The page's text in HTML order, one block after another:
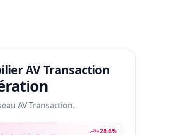
AV Transaction
AV Transaction.
+28.6%